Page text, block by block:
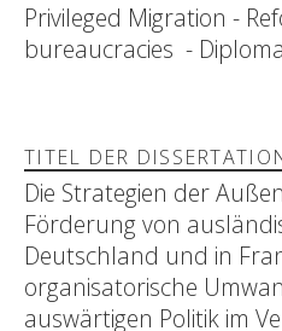
Privileged Migration -
bureaucracies -
TITEL DER
Die Strategien der
Förderung von
Deutschland und in
organisatorische
auswärtigen Politik im